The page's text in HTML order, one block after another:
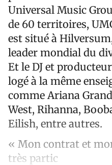
Universal Music
de 60 territoires,
est situé à
leader mondial du
Et le DJ et
logé à la même
comme Ariana
West, Rihanna,
Eilish, entre autres.
« Mon contrat et
très partic